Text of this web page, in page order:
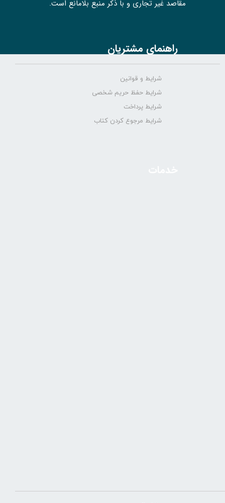
مقاصد غیر تجاری و با ذکر منبع بلامانع است.
راهنمای مشتریان
شرایط و قوانین
شرایط حفظ حریم شخصی
شرایط پرداخت
شرایط مرجوع کردن کتاب